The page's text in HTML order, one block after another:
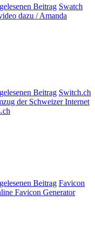
Swatch
dazu / Amanda
Switch.ch
der Schweizer Internet
Favicon
Favicon Generator